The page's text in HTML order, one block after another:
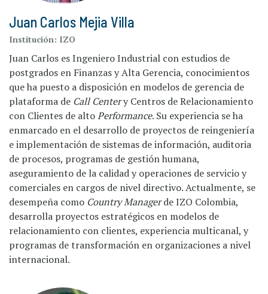
Juan Carlos Mejia Villa
Institución: IZO
Juan Carlos es Ingeniero Industrial con estudios de
postgrados en Finanzas y Alta Gerencia, conocimientos
que ha puesto a disposición en modelos de gerencia de
plataforma de Call Centery Centros de Relacionamiento
con Clientes de altoPerformance. Su experiencia se ha
enmarcado en el desarrollo de proyectos de reingeniería
e implementación de sistemas de información, auditoria
de procesos, programas de gestión humana,
aseguramiento de la calidad y operaciones de servicio y
comerciales en cargos de nivel directivo. Actualmente, se
desempeña como Country Managerde IZO Colombia,
desarrolla proyectos estratégicos en modelos de
relacionamiento con clientes, experiencia multicanal, y
programas de transformación en organizaciones a nivel
internacional.